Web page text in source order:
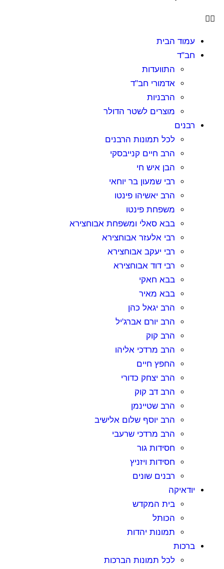
הבית
התוועדות
אדמורי חב"ד
הרבניות
מוצרים לשטר הדולר
לכל תמונות הרבנים
הרב חיים קנייבסקי
הבן איש חי
רבי שמעון בר יוחאי
הרב יאשיהו פינטו
משפחת פינטו
בבא סאלי ומשפחת אבוחצירא
רבי אלעזר אבוחצירא
רבי יעקב אבוחצירא
רבי דוד אבוחצירא
בבא חאקי
בבא מאיר
הרב יגאל כהן
הרב יורם אברג'יל
הרב קוק
הרב מרדכי אליהו
החפץ חיים
הרב יצחק כדורי
הרב דב קוק
הרב שטיינמן
הרב יוסף שלום אלישיב
הרב מרדכי שרעבי
חסידות גור
חסידות ויזניץ
רבנים שונים
בית המקדש
הכותל
תמונות יהדות
לכל תמונות הברכות